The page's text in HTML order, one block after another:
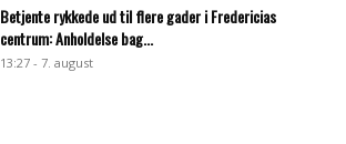
Betjente rykkede ud til flere gader i Fredericias
centrum: Anholdelse bag...
13:27 - 7. august